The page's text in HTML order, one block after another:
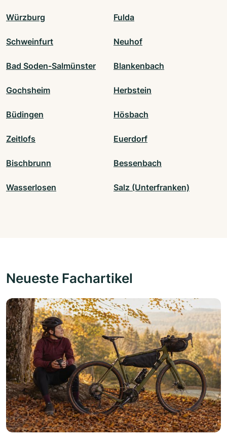
Würzburg Fulda
Schweinfurt Neuhof
Bad Soden-Salmünster Blankenbach
Gochsheim Herbstein
Büdingen Hösbach
Zeitlofs Euerdorf
Bischbrunn Bessenbach
Wasserlosen Salz (Unterfranken)
Neueste Fachartikel